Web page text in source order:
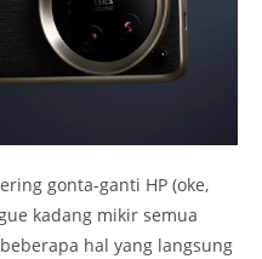
gonta-ganti HP (oke,
kadang mikir semua
hal yang langsung